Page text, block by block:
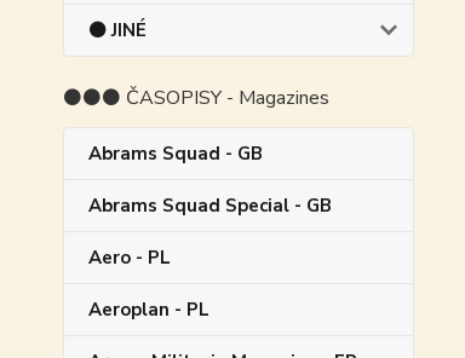
⚫ JINÉ
⚫⚫⚫ ČASOPISY - Magazines
Abrams Squad - GB
Abrams Squad Special - GB
Aero - PL
Aeroplan - PL